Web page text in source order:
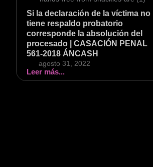
Si la declaración de la víctima no
tiene respaldo probatorio
corresponde la absolución del
procesado | CASACIÓN PENAL
561-2018 ÁNCASH
agosto 31, 2022
Leer más...